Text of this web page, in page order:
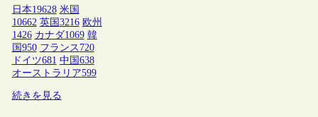
日本19628 米国
10662 英国 3216 欧州
1426 カナダ1069 韓
国 950 フランス 720
ドイツ681 中国 638
オーストラリア599
続きを見る